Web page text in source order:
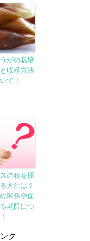
がの栽培
収穫方法
て！
の種を採
方法は？
関係や保
期限につ
ク